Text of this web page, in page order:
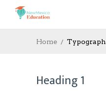
Home
Heading 1